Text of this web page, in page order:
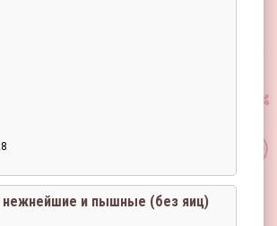
нежнейшие и пышные (без яиц)